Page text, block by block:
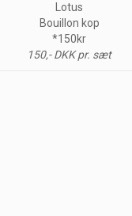
Lotus
Bouillon kop
*150kr
150,- DKK pr. sæt